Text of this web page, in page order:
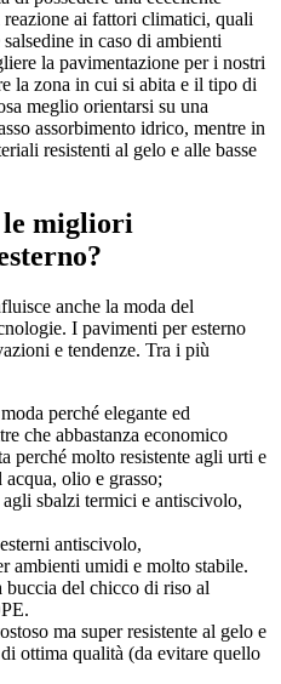
ai fattori climatici, quali
in caso di ambienti
la pavimentazione per i nostri
la zona in cui si abita e il tipo di
meglio orientarsi su una
assorbimento idrico, mentre in
resistenti al gelo e alle basse
le migliori
anche la moda del
I pavimenti per esterno
e tendenze. Tra i più
perché elegante ed
che abbastanza economico
perché molto resistente agli urti e
olio e grasso;
sbalzi termici e antiscivolo,
antiscivolo,
ambienti umidi e molto stabile.
buccia del chicco di riso al
ma super resistente al gelo e
ottima qualità (da evitare quello